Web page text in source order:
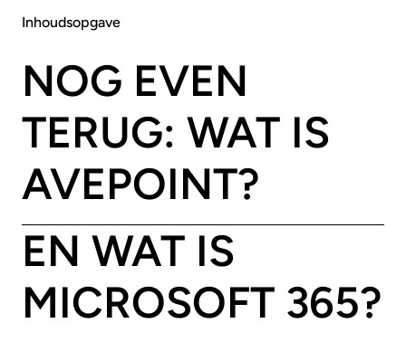
Inhoudsopgave
NOG EVEN
TERUG: WAT IS
AVEPOINT?
EN WAT IS
MICROSOFT 365?